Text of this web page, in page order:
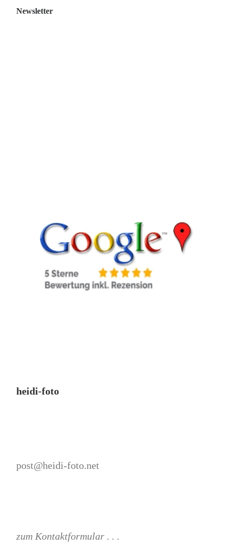
Newsletter
heidi-foto
post@heidi-foto.net
zum Kontaktformular . . .